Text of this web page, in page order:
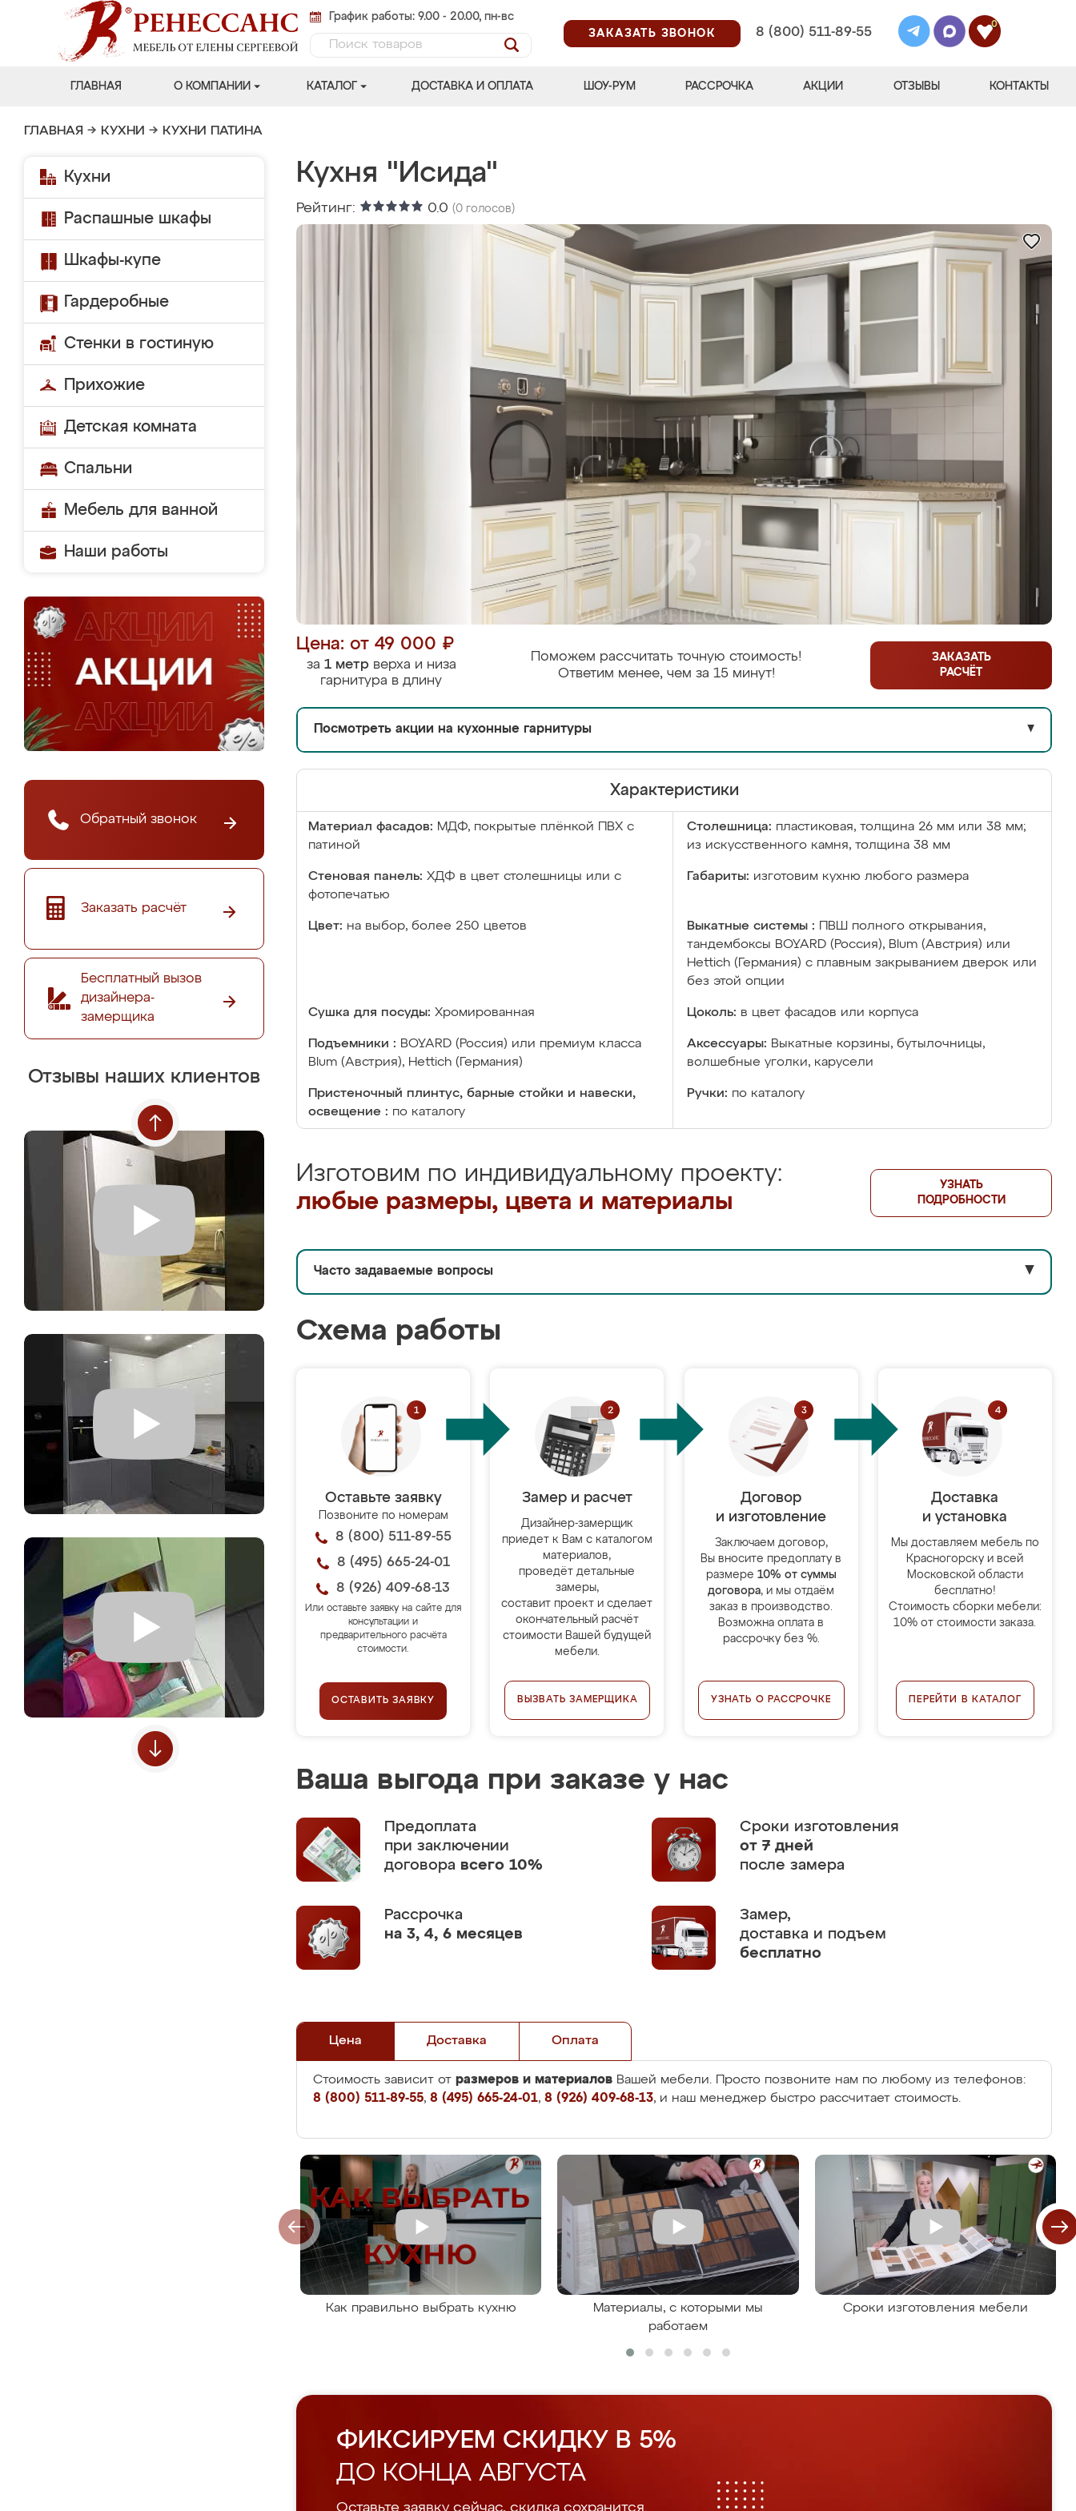
График работы: 9.00 - 20.00, пн-вс
ЗАКАЗАТЬ ЗВОНОК
8 (800) 511-89-55
0
ГЛАВНАЯ О КОМПАНИИ КАТАЛОГ ДОСТАВКА И ОПЛАТА ШОУ-РУМ РАССРОЧКА АКЦИИ ОТЗЫВЫ КОНТАКТЫ
ГЛАВНАЯ → КУХНИ → КУХНИ ПАТИНА
Кухни
Распашные шкафы
Шкафы-купе
Гардеробные
Стенки в гостиную
Прихожие
Детская комната
Спальни
Мебель для ванной
Наши работы
Обратный звонок
Заказать расчёт
Бесплатный вызов
дизайнера-
замерщика
Отзывы наших клиентов
Кухня "Исида"
Рейтинг: 0.0 (0 голосов)
Цена: от 49 000 ₽
за 1 метрверха и низа
гарнитура в длину
Поможем рассчитать точную стоимость!
Ответим менее, чем за 15 минут!
ЗАКАЗАТЬ
РАСЧЁТ
Посмотреть акции на кухонные гарнитуры ▼
Характеристики
Материал фасадов: МДФ, покрытые плёнкой ПВХ с
патиной
Столешница: пластиковая, толщина 26 мм или 38 мм;
из искусственного камня, толщина 38 мм
Стеновая панель: ХДФ в цвет столешницы или с
фотопечатью
Габариты: изготовим кухню любого размера
Цвет: на выбор, более 250 цветов Выкатные системы :
ПВШ полного открывания,
тандембоксы BOYARD (Россия), Blum (Австрия) или
Hettich (Германия) с плавным закрыванием дверок или
без этой опции
Сушка для посуды: Хромированная Цоколь: в цвет фасадов или корпуса
Подъемники : BOYARD (Россия) или премиум класса
Blum (Австрия), Hettich (Германия)
Аксессуары: Выкатные корзины, бутылочницы,
волшебные уголки, карусели
Пристеночный плинтус, барные стойки и навески,
освещение : по каталогу
Ручки: по каталогу
Изготовим по индивидуальному проекту:
любые размеры, цвета и материалы
УЗНАТЬ
ПОДРОБНОСТИ
Часто задаваемые вопросы ▼
Схема работы
Оставьте заявку
Позвоните по номерам
8 (800) 511-89-55
8 (495) 665-24-01
8 (926) 409-68-13
Или оставьте заявку на сайте для
консультации и
предварительного расчёта
стоимости.
ОСТАВИТЬ ЗАЯВКУ
Замер и расчет
Дизайнер-замерщик
приедет к Вам с каталогом
материалов,
проведёт детальные
замеры,
составит проект и сделает
окончательный расчёт
стоимости Вашей будущей
мебели.
ВЫЗВАТЬ ЗАМЕРЩИКА
Договор
и изготовление
Заключаем договор,
Вы вносите предоплату в
размере 10% от суммы
договора, и мы отдаём
заказ в производство.
Возможна оплата в
рассрочку без %.
УЗНАТЬ О РАССРОЧКЕ
Доставка
и установка
Мы доставляем мебель по
Красногорску и всей
Московской области
бесплатно!
Стоимость сборки мебели:
10% от стоимости заказа.
ПЕРЕЙТИ В КАТАЛОГ
Ваша выгода при заказе у нас
Предоплата
при заключении
договора всего 10%
Сроки изготовления
от 7 дней
после замера
Рассрочка
на 3, 4, 6 месяцев
Замер,
доставка и подъем
бесплатно
Цена Доставка Оплата
Стоимость зависит от размеров и материалов Вашей мебели. Просто позвоните нам по любому из телефонов:
8 (800) 511-89-55, 8 (495) 665-24-01, 8 (926) 409-68-13, и наш менеджер быстро рассчитает стоимость.
Как правильно выбрать кухню
Материалы, с которыми мы
работаем
Сроки изготовления мебели
ФИКСИРУЕМ СКИДКУ В 5%
ДО КОНЦА АВГУСТА
Оставьте заявку сейчас, скидка сохранится.